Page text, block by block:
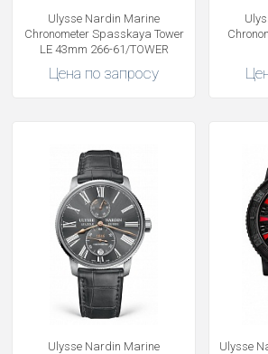
Ulysse Nardin Marine
Chronometer Spasskaya Tower
LE 43mm 266-61/TOWER
Цена по запросу
Ulysse Nardin Marine
Ulysse